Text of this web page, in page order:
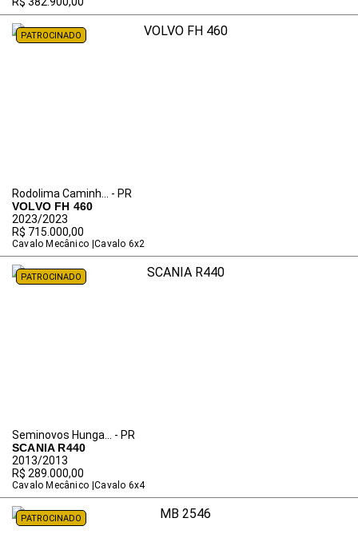
PATROCINADO
Rodolima Caminh... - PR
VOLVO FH 460
2023/2023
R$ 715.000,00
Cavalo Mecânico Cavalo 6x2
PATROCINADO
Seminovos Hunga... - PR
SCANIA R440
2013/2013
R$ 289.000,00
Cavalo Mecânico Cavalo 6x4
PATROCINADO